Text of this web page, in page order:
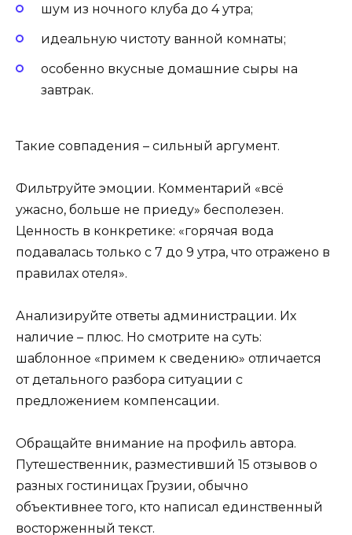
шум из ночного клуба до 4 утра;
идеальную чистоту ванной комнаты;
особенно вкусные домашние сыры на
завтрак.
Такие совпадения – сильный аргумент.
Фильтруйте эмоции. Комментарий «всё
ужасно, больше не приеду» бесполезен.
Ценность в конкретике: «горячая вода
подавалась только с 7 до 9 утра, что отражено в
правилах отеля».
Анализируйте ответы администрации. Их
наличие – плюс. Но смотрите на суть:
шаблонное «примем к сведению» отличается
от детального разбора ситуации с
предложением компенсации.
Обращайте внимание на профиль автора.
Путешественник, разместивший 15 отзывов о
разных гостиницах Грузии, обычно
объективнее того, кто написал единственный
восторженный текст.